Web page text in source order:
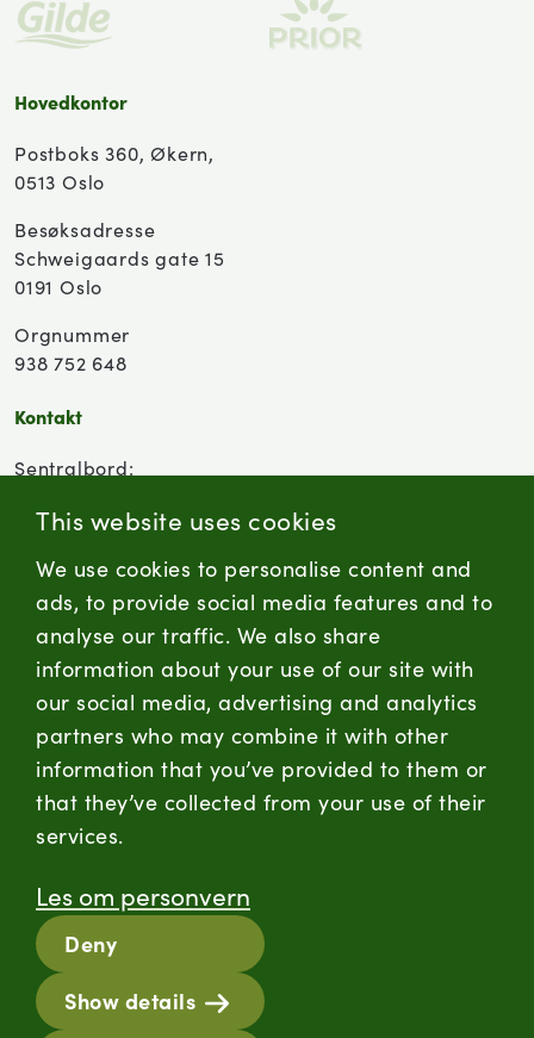
This website uses cookies
We use cookies to personalise content and
ads, to provide social media features and to
analyse our traffic. We also share
information about your use of our site with
our social media, advertising and analytics
partners who may combine it with other
information that you’ve provided to them or
that they’ve collected from your use of their
services.
Deny
Show details
Les om personvern
Hovedkontor
Postboks 360, Økern,
0513 Oslo
Besøksadresse
Schweigaards gate 15
0191 Oslo
Orgnummer
938 752 648
Kontakt
Sentralbord:
Kontaktskjema
firmapost@nortura.no
LinkedInFacebookInstagram
RSS
Informasjonskapsler